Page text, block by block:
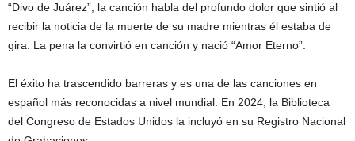
“Divo de Juárez”, la canción habla del profundo dolor que sintió al
recibir la noticia de la muerte de su madre mientras él estaba de
gira. La pena la convirtió en canción y nació “Amor Eterno”.
El éxito ha trascendido barreras y es una de las canciones en
español más reconocidas a nivel mundial. En 2024, la Biblioteca
del Congreso de Estados Unidos la incluyó en su Registro Nacional